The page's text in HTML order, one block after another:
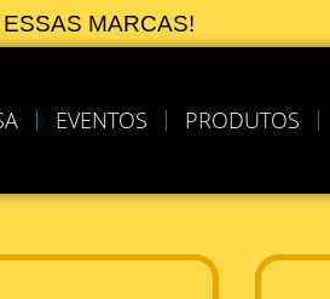
MARCAS!
EVENTOS PRODUTOS